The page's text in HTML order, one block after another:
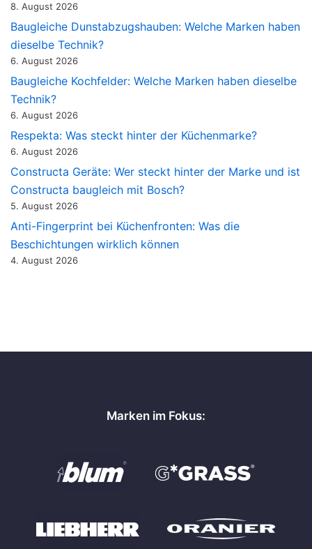
8. August 2026
Baugleiche Dunstabzugshauben: Welche Marken haben
dieselbe Technik?
6. August 2026
Baugleiche Kochfelder: Welche Marken haben dieselbe
Technik?
6. August 2026
Respekta: Was steckt hinter der Küchenmarke?
6. August 2026
Constructa Geräte: Wer steckt hinter der Marke und ist
Constructa baugleich mit Bosch?
5. August 2026
Anti-Fingerprint bei Küchenfronten: Was die
Beschichtungen wirklich können
4. August 2026
Marken im Fokus: